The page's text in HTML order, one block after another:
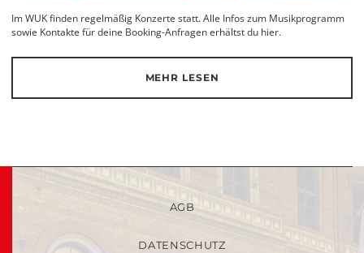
Im WUK finden regelmäßig Konzerte statt. Alle Infos zum Musikprogramm
sowie Kontakte für deine Booking-Anfragen erhältst du hier.
MEHR LESEN
AGB
DATENSCHUTZ